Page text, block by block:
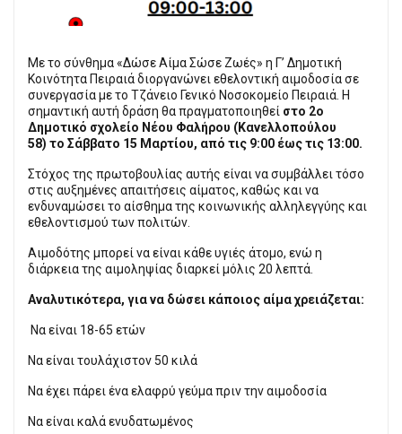
Με το σύνθημα «Δώσε Αίμα Σώσε Ζωές» η Γ’ Δημοτική
Κοινότητα Πειραιά διοργανώνει εθελοντική αιμοδοσία σε
συνεργασία με το Τζάνειο Γενικό Νοσοκομείο Πειραιά. Η
σημαντική αυτή δράση θα πραγματοποιηθεί στο 2ο
Δημοτικό σχολείο Νέου Φαλήρου (Κανελλοπούλου
58) το Σάββατο 15 Μαρτίου, από τις 9:00 έως τις 13:00.
Στόχος της πρωτοβουλίας αυτής είναι νασυμβάλλει τόσο
στις αυξημένες απαιτήσεις αίματος, καθώς και να
ενδυναμώσει το αίσθημα της κοινωνικής αλληλεγγύης και
εθελοντισμού των πολιτών.
Αιμοδότης μπορεί να είναι κάθε υγιές άτομο, ενώ η
διάρκεια της αιμοληψίας διαρκεί μόλις 20 λεπτά.
Αναλυτικότερα, για να δώσει κάποιος αίμα χρειάζεται:
Να είναι 18-65 ετών
Να είναι τουλάχιστον 50 κιλά
Να έχει πάρει ένα ελαφρύ γεύμα πριν την αιμοδοσία
Να είναι καλά ενυδατωμένος